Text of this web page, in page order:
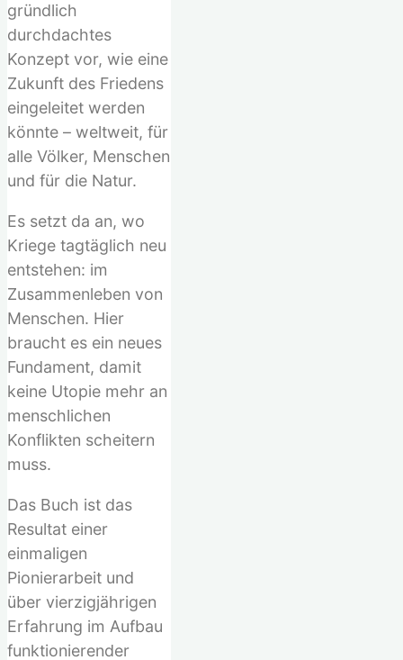
gründlich
durchdachtes
Konzept vor, wie eine
Zukunft des Friedens
eingeleitet werden
könnte – weltweit, für
alle Völker, Menschen
und für die Natur.
Es setzt da an, wo
Kriege tagtäglich neu
entstehen: im
Zusammenleben von
Menschen. Hier
braucht es ein neues
Fundament, damit
keine Utopie mehr an
menschlichen
Konflikten scheitern
muss.
Das Buch ist das
Resultat einer
einmaligen
Pionierarbeit und
über vierzigjährigen
Erfahrung im Aufbau
funktionierender